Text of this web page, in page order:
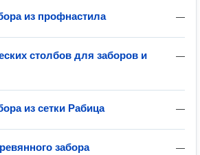
—
из профнастила
—
столбов для заборов и
—
из сетки Рабица
—
забора